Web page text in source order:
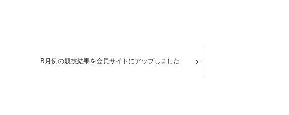
B月例の競技結果を会員サイトにアップしました